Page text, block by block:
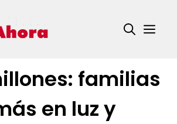
familias
en luz y